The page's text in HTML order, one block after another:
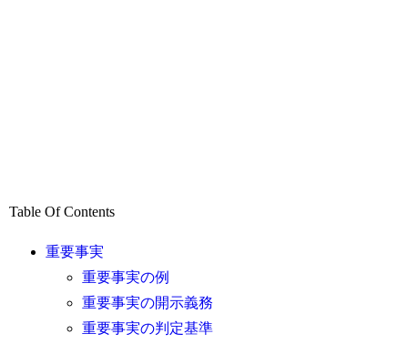
Table Of Contents
重要事実
重要事実の例
重要事実の開示義務
重要事実の判定基準